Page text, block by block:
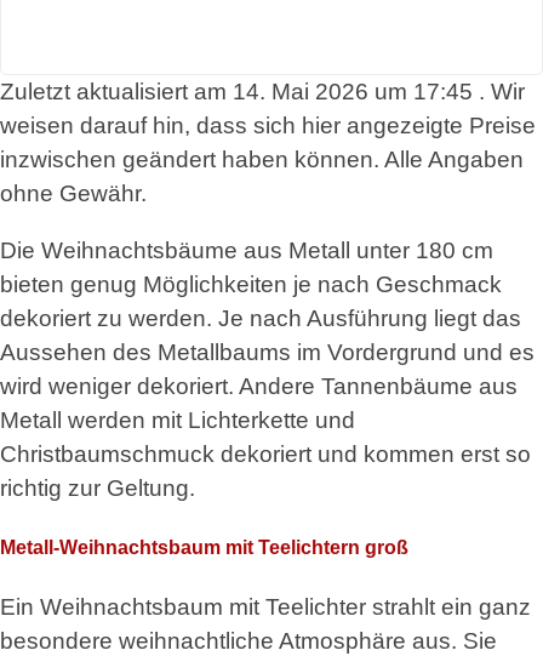
Zuletzt aktualisiert am 14. Mai 2026 um 17:45 . Wir
weisen darauf hin, dass sich hier angezeigte Preise
inzwischen geändert haben können. Alle Angaben
ohne Gewähr.
Die Weihnachtsbäume aus Metall unter 180 cm
bieten genug Möglichkeiten je nach Geschmack
dekoriert zu werden. Je nach Ausführung liegt das
Aussehen des Metallbaums im Vordergrund und es
wird weniger dekoriert. Andere Tannenbäume aus
Metall werden mit Lichterkette und
Christbaumschmuck dekoriert und kommen erst so
richtig zur Geltung.
Metall-Weihnachtsbaum mit Teelichtern groß
Ein Weihnachtsbaum mit Teelichter strahlt ein ganz
besondere weihnachtliche Atmosphäre aus. Sie